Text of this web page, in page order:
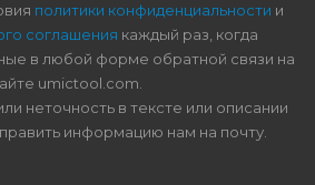
политики конфиденциальности и
соглашения каждый раз, когда
в любой форме обратной связи на
umictool.com.
неточность в тексте или описании
информацию нам на почту.